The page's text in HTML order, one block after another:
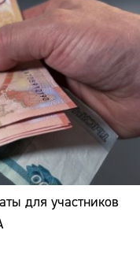
для участников